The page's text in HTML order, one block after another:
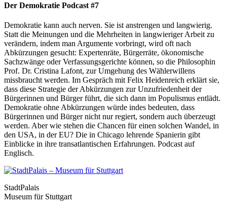
Der Demokratie Podcast #7
Demokratie kann auch nerven. Sie ist anstrengen und langwierig.
Statt die Meinungen und die Mehrheiten in langwieriger Arbeit zu
verändern, indem man Argumente vorbringt, wird oft nach
Abkürzungen gesucht: Expertenräte, Bürgerräte, ökonomische
Sachzwänge oder Verfassungsgerichte können, so die Philosophin
Prof. Dr. Cristina Lafont, zur Umgehung des Wählerwillens
missbraucht werden. Im Gespräch mit Felix Heidenreich erklärt sie,
dass diese Strategie der Abkürzungen zur Unzufriedenheit der
Bürgerinnen und Bürger führt, die sich dann im Populismus entlädt.
Demokratie ohne Abkürzungen würde indes bedeuten, dass
Bürgerinnen und Bürger nicht nur regiert, sondern auch überzeugt
werden. Aber wie stehen die Chancen für einen solchen Wandel, in
den USA, in der EU? Die in Chicago lehrende Spanierin gibt
Einblicke in ihre transatlantischen Erfahrungen. Podcast auf
Englisch.
StadtPalais
Museum für Stuttgart